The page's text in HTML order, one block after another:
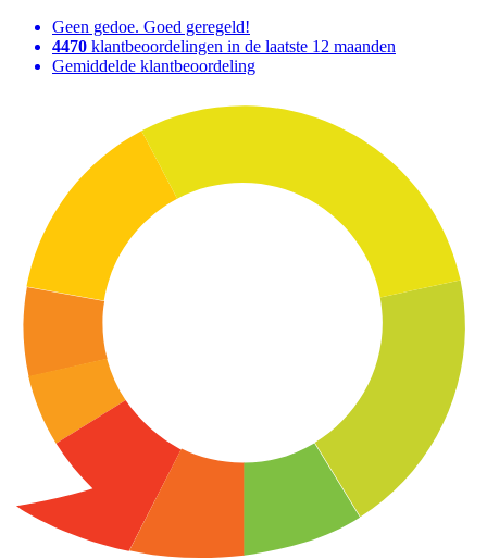
Geen gedoe. Goed geregeld!
4470 klantbeoordelingen in de laatste 12 maanden
Gemiddelde klantbeoordeling